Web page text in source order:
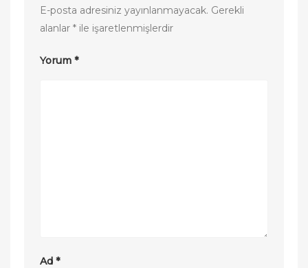
E-posta adresiniz yayınlanmayacak. Gerekli
alanlar *ile işaretlenmişlerdir
Yorum *
Ad *